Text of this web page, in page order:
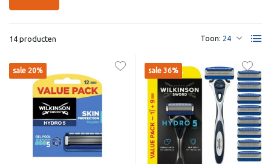
14 producten Toon:
sale 20% sale 36%